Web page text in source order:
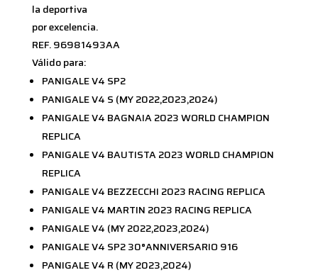
la deportiva
por excelencia.
REF. 96981493AA
Válido para:
PANIGALE V4 SP2
PANIGALE V4 S (MY 2022,2023,2024)
PANIGALE V4 BAGNAIA 2023 WORLD CHAMPION
REPLICA
PANIGALE V4 BAUTISTA 2023 WORLD CHAMPION
REPLICA
PANIGALE V4 BEZZECCHI 2023 RACING REPLICA
PANIGALE V4 MARTIN 2023 RACING REPLICA
PANIGALE V4 (MY 2022,2023,2024)
PANIGALE V4 SP2 30°ANNIVERSARIO 916
PANIGALE V4 R (MY 2023,2024)